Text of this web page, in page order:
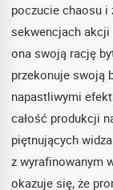
poczucie chaosu i
sekwencjach akcji
ona swoją rację
przekonuje swoją
napastliwymi
całość produkcji
piętnujących
z wyrafinowanym
okazuje się, że